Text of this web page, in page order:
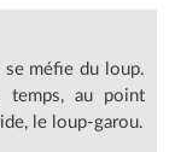
se méfie du loup.
temps, au point
le loup-garou.